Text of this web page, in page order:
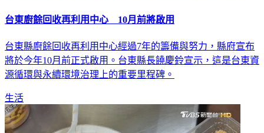
台東廚餘回收再利用中心 10月前將啟用
台東縣廚餘回收再利用中心經過7年的籌備與努力，縣府宣布
將於今年10月前正式啟用。台東縣長饒慶鈴宣示，這是台東資
源循環與永續環境治理上的重要里程碑。
生活